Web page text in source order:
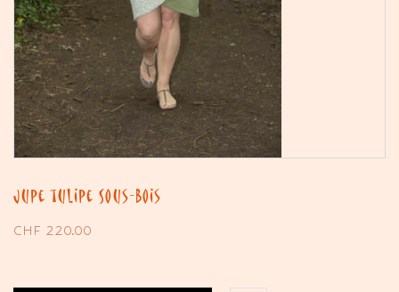
Jupe tulipe Sous-Bois
CHF 220.00